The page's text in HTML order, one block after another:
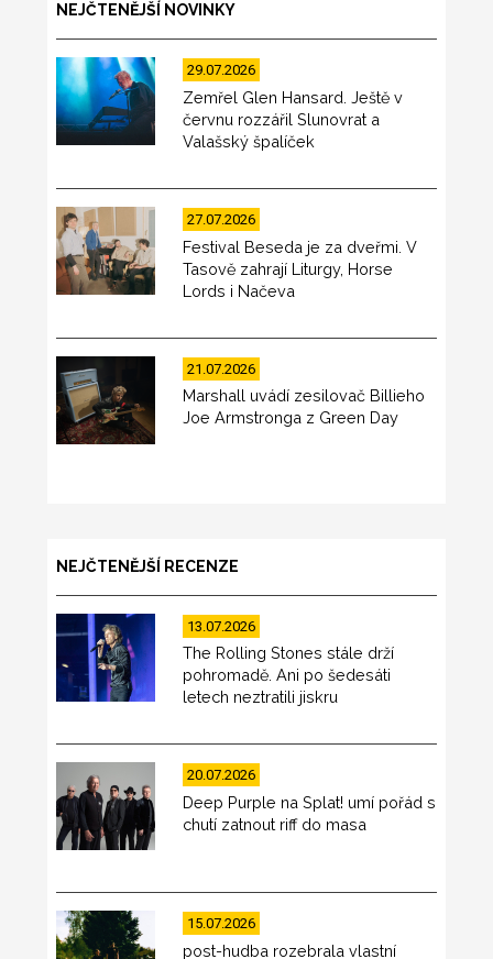
NEJČTENĚJŠÍ NOVINKY
29.07.2026
Zemřel Glen Hansard. Ještě v
červnu rozzářil Slunovrat a
Valašský špalíček
27.07.2026
Festival Beseda je za dveřmi. V
Tasově zahrají Liturgy, Horse
Lords i Načeva
21.07.2026
Marshall uvádí zesilovač Billieho
Joe Armstronga z Green Day
NEJČTENĚJŠÍ RECENZE
13.07.2026
The Rolling Stones stále drží
pohromadě. Ani po šedesáti
letech neztratili jiskru
20.07.2026
Deep Purple na Splat! umí pořád s
chutí zatnout riff do masa
15.07.2026
post-hudba rozebrala vlastní